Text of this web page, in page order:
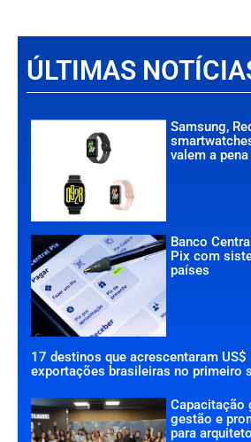
ÚLTIMAS
Samsung,
valem a
Banco
Pix com
países
17 destinos que acrescentaram
exportações brasileiras no primeiro
Capacitação
gestão e
para